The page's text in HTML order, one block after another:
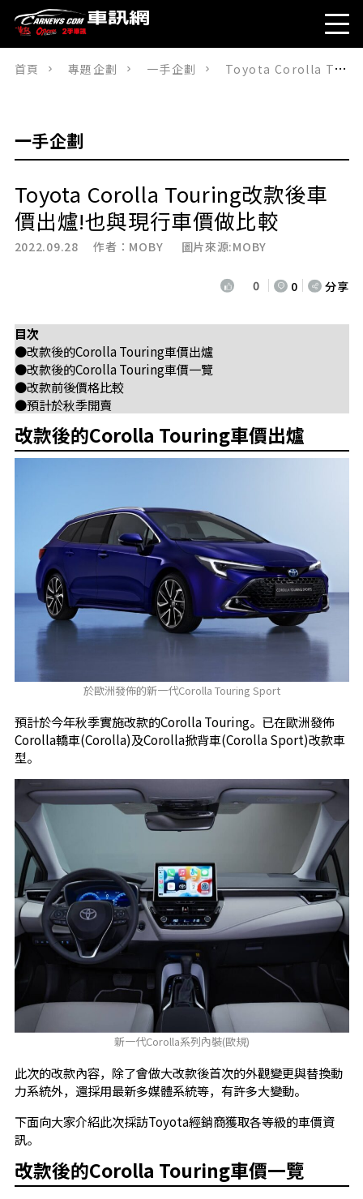
首頁 專題企劃 一手企劃 Toyota Corolla Touring改款後車價出爐!也與現行車價做比較
一手企劃
Toyota Corolla Touring改款後車
價出爐!也與現行車價做比較
2022.09.28 作者： MOBY 圖片來源:MOBY
0 0 分享
目次
●改款後的Corolla Touring車價出爐
●改款後的Corolla Touring車價一覽
●改款前後價格比較
●預計於秋季開賣
改款後的Corolla Touring車價出爐
於歐洲發佈的新一代Corolla Touring Sport
預計於今年秋季實施改款的Corolla Touring。已在歐洲發佈
Corolla轎車(Corolla)及Corolla掀背車(Corolla Sport)改款車
型。
新一代Corolla系列內裝(歐規)
此次的改款內容，除了會做大改款後首次的外觀變更與替換動
力系統外，還採用最新多媒體系統等，有許多大變動。
下面向大家介紹此次採訪Toyota經銷商獲取各等級的車價資
訊。
改款後的Corolla Touring車價一覽